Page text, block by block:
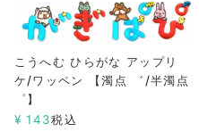
こうへむ ひらがな アップリ
ケ/ワッペン 【濁点 ゛/半濁点
゜】
¥ 143税込